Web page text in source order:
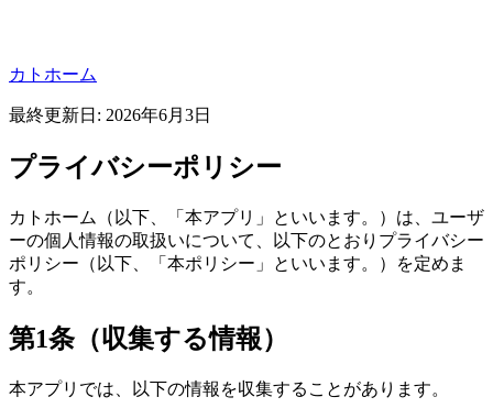
カトホーム
最終更新日: 2026年6月3日
プライバシーポリシー
カトホーム（以下、「本アプリ」といいます。）は、ユーザ
ーの個人情報の取扱いについて、以下のとおりプライバシー
ポリシー（以下、「本ポリシー」といいます。）を定めま
す。
第1条（収集する情報）
本アプリでは、以下の情報を収集することがあります。